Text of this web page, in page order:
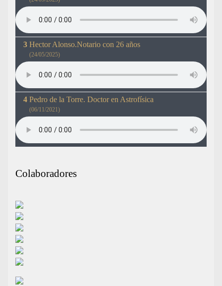
Hector Alonso.Notario con 26 años
(24/05/2025)
Pedro de la Torre. Doctor en Astrofísica
(06/11/2021)
Colaboradores